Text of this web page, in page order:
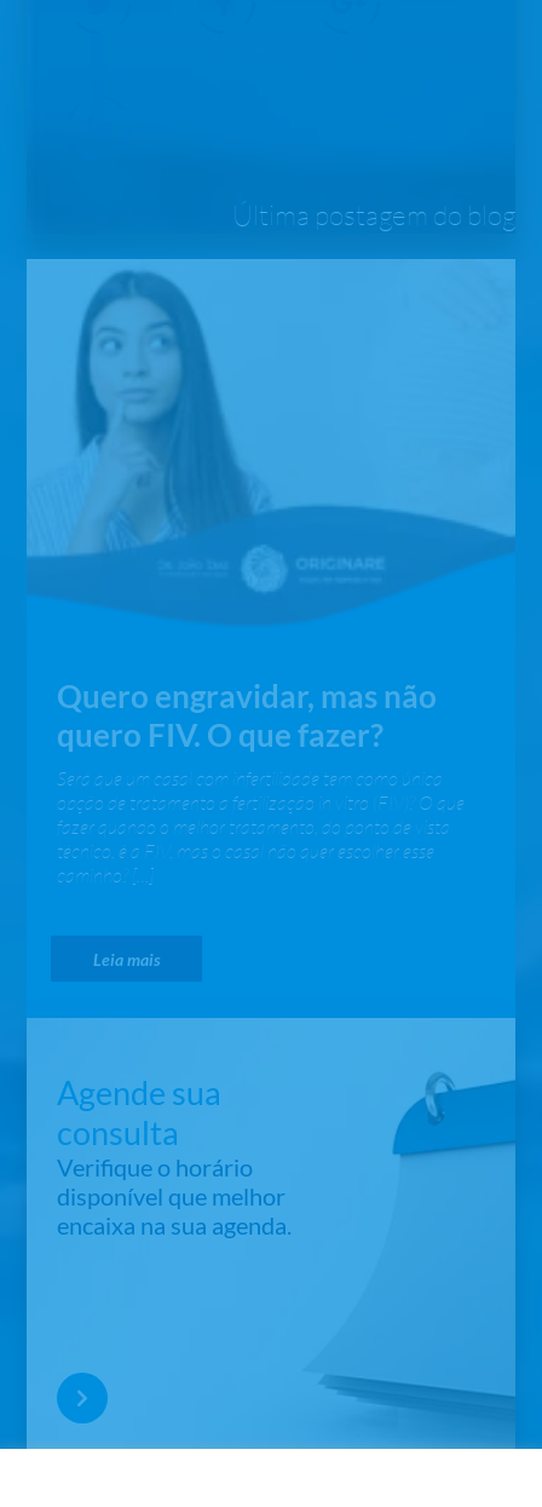
Última postagem do blog
Quero engravidar, mas não
quero FIV. O que fazer?
Será que um casal com infertilidade tem como única
opção de tratamento a fertilização in vitro (FIV)? O que
fazer quando o melhor tratamento, do ponto de vista
técnico, é a FIV, mas o casal não quer escolher esse
caminho? […]
Leia mais
Agende sua
consulta
Verifique o horário
disponível que melhor
encaixa na sua agenda.